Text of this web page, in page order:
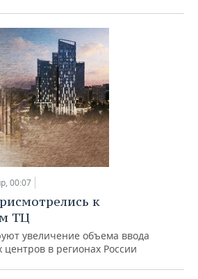
00:07
к
ТЦ
увеличение объема ввода
в регионах России